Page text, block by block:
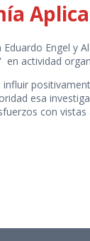
Engel y
actividad
esa
con